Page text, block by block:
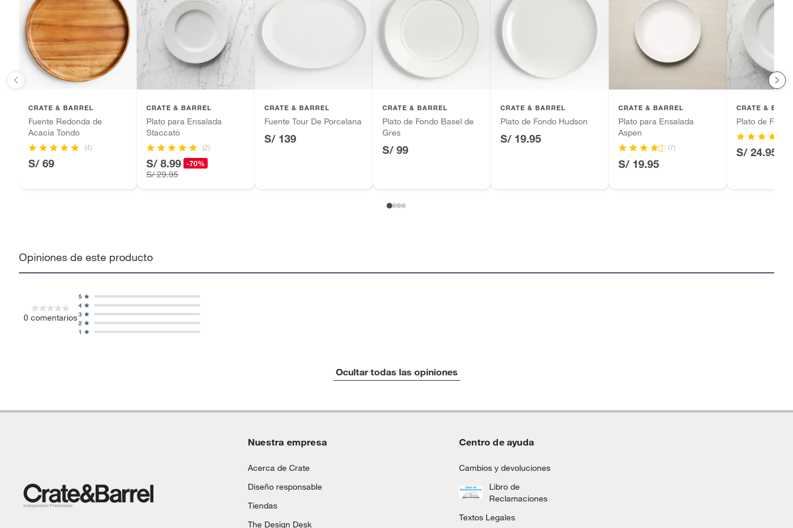
ofrece una presentación de nivel restaurante. Esta bandeja,
diseñada con un ala extra ancha para resaltar el plating, está
hecha en gres reciclado y acabada a mano con un esmalte
reactivo crema que hace cada pieza única. Combina
perfectamente con la colección Basel para una mesa con
Apto para lavavajillas
Motocicletas y bicicletas motorizadas.
Licores y cigarros electrónicos.
CRATE & BARREL
Fuente Redonda de
Acacia Tondo
(4)
S/ 69
CRATE & BARREL
Plato para Ensalada
Staccato
(2)
S/ 8.99 -70%
S/ 29.95
CRATE & BARREL
Fuente Tour De Porcelana
S/ 139
CRATE & BARREL
Plato de Fondo Basel de
Gres
S/ 99
CRATE & BARREL
Plato de Fondo Hudson
S/ 19.95
CRATE & BARREL
Plato para Ensalada
Aspen
(7)
S/ 19.95
CRATE &
Plato de
S/ 24.95
Opiniones de este producto
0 comentarios
1
2
3
4
5
Ocultar todas las opiniones
Nuestra empresa
Acerca de Crate
Diseño responsable
Tiendas
The Design Desk
Centro de ayuda
Cambios y devoluciones
Libro de
Reclamaciones
Textos Legales